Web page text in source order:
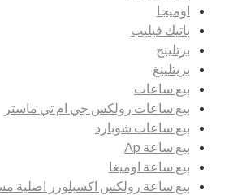
اوميجا
باتيك فيليب
برتلينج
بريتلينغ
بيع ساعات
بيع ساعات رولكس جي ام تي ماستر
بيع ساعات شوبارد
بيع ساعة Ap
بيع ساعة اوميغا
بيع ساعة رولكس اكسبلورر اصلية